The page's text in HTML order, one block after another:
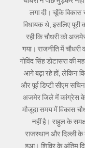
लगा दी। चूंकि
विधायक थे, इसलिए पूरी
रही कि चौधरी को
गया। राजनीति में
गोविंद सिंह डोटासरा की
आगे बढ़ा रहे हों, लेकिन
और पूर्व डिप्टी सीएम
अजमेर जिले में कांग्रेस
मौजूदा समय में विकास
नहीं है। राहुल के
राजस्थान और दिल्ली के
हुआ। शिविर के अंतिम